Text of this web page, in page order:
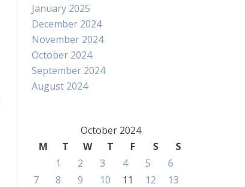
January 2025
December 2024
November 2024
October 2024
September 2024
August 2024
October 2024
M
T W T F S
S
1
2 3 4 5
6
7
8 9 10 11 12
13